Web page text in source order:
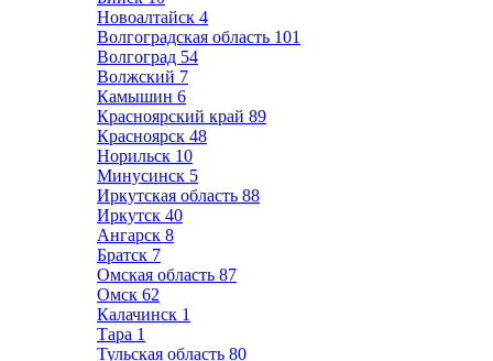
Новоалтайск 4
Волгоградская область 101
Волгоград 54
Волжский 7
Камышин 6
Красноярский край 89
Красноярск 48
Норильск 10
Минусинск 5
Иркутская область 88
Иркутск 40
Ангарск 8
Братск 7
Омская область 87
Омск 62
Калачинск 1
Тара 1
Тульская область 80